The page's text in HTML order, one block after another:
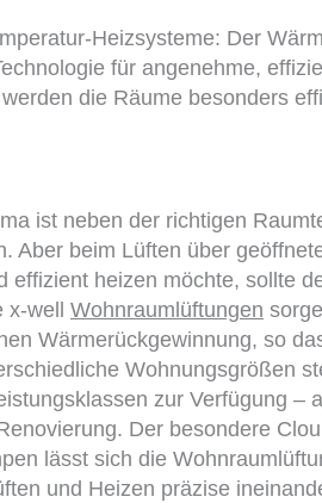
Heizsysteme: Der
für angenehme,
die Räume besonders
ist neben der richtigen
Aber beim Lüften über
effizient heizen möchte, sollte
well Wohnraumlüftungen
Wärmerückgewinnung, so
Wohnungsgrößen
zur Verfügung –
Der besondere
lässt sich die
und Heizen präzise